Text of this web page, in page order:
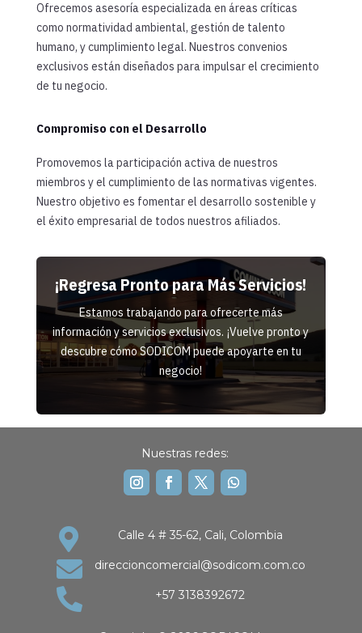
Ofrecemos asesoría especializada en áreas críticas
como normatividad ambiental, gestión de talento
humano, y cumplimiento legal. Nuestros convenios
exclusivos están diseñados para impulsar el crecimiento
de tu negocio.
Compromiso con el Desarrollo
Promovemos la participación activa de nuestros
miembros y el cumplimiento de las normativas vigentes.
Nuestro objetivo es fomentar el desarrollo sostenible y
el éxito empresarial de todos nuestros afiliados.
¡Regresa Pronto para Más Servicios!
Estamos trabajando para ofrecerte más
información y servicios exclusivos. ¡Vuelve pronto y
descubre cómo SODICOM puede apoyarte en tu
negocio!
Nuestras redes:
 Calle 4 # 35-62, Cali, Colombia
 direccioncomercial@sodicom.com.co
 +57 3138392672